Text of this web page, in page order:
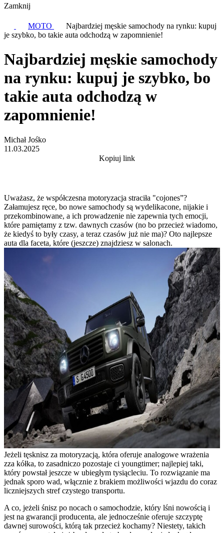
Zamknij
MOTO
Najbardziej męskie samochody na rynku: kupuj
je szybko, bo takie auta odchodzą w zapomnienie!
Najbardziej męskie samochody
na rynku: kupuj je szybko, bo
takie auta odchodzą w
zapomnienie!
Michał Jośko
11.03.2025
Kopiuj link
Uważasz, że współczesna motoryzacja straciła "cojones”?
Załamujesz ręce, bo nowe samochody są wydelikacone, nijakie i
przekombinowane, a ich prowadzenie nie zapewnia tych emocji,
które pamiętamy z tzw. dawnych czasów (no bo przecież wiadomo,
że kiedyś to były czasy, a teraz czasów już nie ma)? Oto najlepsze
auta dla faceta, które (jeszcze) znajdziesz w salonach.
Jeżeli tęsknisz za motoryzacją, która oferuje analogowe wrażenia
zza kółka, to zasadniczo pozostaje ci youngtimer; najlepiej taki,
który powstał jeszcze w ubiegłym tysiącleciu. To rozwiązanie ma
jednak sporo wad, włącznie z brakiem możliwości wjazdu do coraz
liczniejszych stref czystego transportu.
A co, jeżeli śnisz po nocach o samochodzie, który lśni nowością i
jest na gwarancji producenta, ale jednocześnie oferuje szczyptę
dawnej surowości, którą tak przecież kochamy? Niestety, takich